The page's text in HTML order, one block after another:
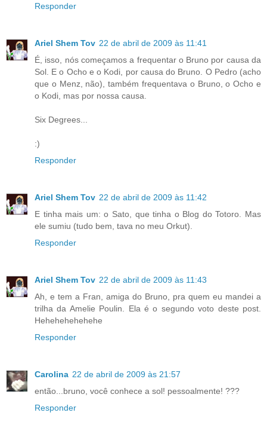
Responder
Ariel Shem Tov 22 de abril de 2009 às 11:41
É, isso, nós começamos a frequentar o Bruno por causa da
Sol. E o Ocho e o Kodi, por causa do Bruno. O Pedro (acho
que o Menz, não), também frequentava o Bruno, o Ocho e
o Kodi, mas por nossa causa.
Six Degrees...
:)
Responder
Ariel Shem Tov 22 de abril de 2009 às 11:42
E tinha mais um: o Sato, que tinha o Blog do Totoro. Mas
ele sumiu (tudo bem, tava no meu Orkut).
Responder
Ariel Shem Tov 22 de abril de 2009 às 11:43
Ah, e tem a Fran, amiga do Bruno, pra quem eu mandei a
trilha da Amelie Poulin. Ela é o segundo voto deste post.
Hehehehehehehe
Responder
Carolina 22 de abril de 2009 às 21:57
então...bruno, você conhece a sol! pessoalmente! ???
Responder